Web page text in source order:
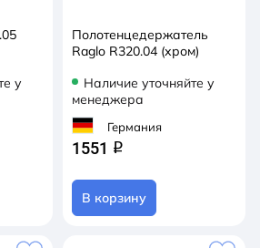
у
Полотенцедержатель
Raglo R320.04 (хром)
Наличие уточняйте у
менеджера
Германия
1551 q
В корзину